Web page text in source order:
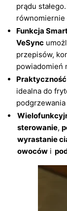
prądu
równomiernie
Funkcja
VeSync
przepisów,
powiadomień
Praktyczność
idealna do
sterowanie,
wyrastanie
owoców i